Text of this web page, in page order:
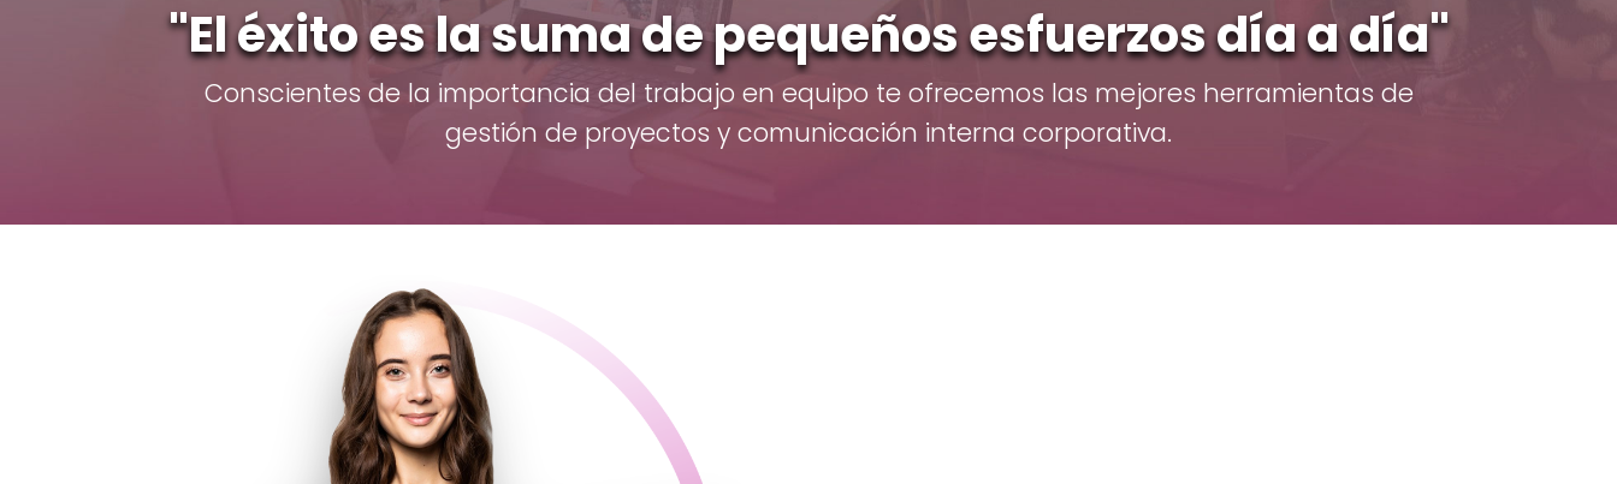
"El éxito es la suma de pequeños esfuerzos día a día"
Conscientes de la importancia del trabajo en equipo te ofrecemos las mejores herramientas de
gestión de proyectos y comunicación interna corporativa.